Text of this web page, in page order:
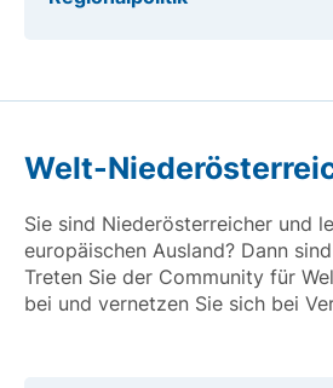
Welt-
Sie sind Niederösterreicher und
europäischen Ausland? Dann
Treten Sie der Community für
bei und vernetzen Sie sich bei